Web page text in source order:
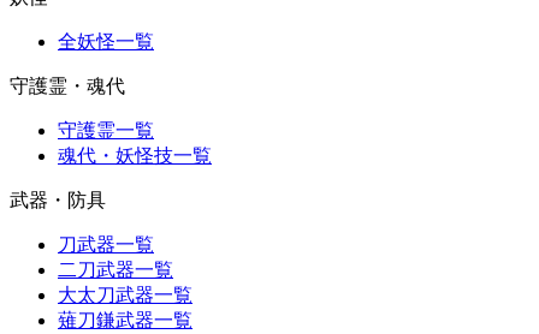
全妖怪一覧
守護霊・魂代
守護霊一覧
魂代・妖怪技一覧
武器・防具
刀武器一覧
二刀武器一覧
大太刀武器一覧
薙刀鎌武器一覧